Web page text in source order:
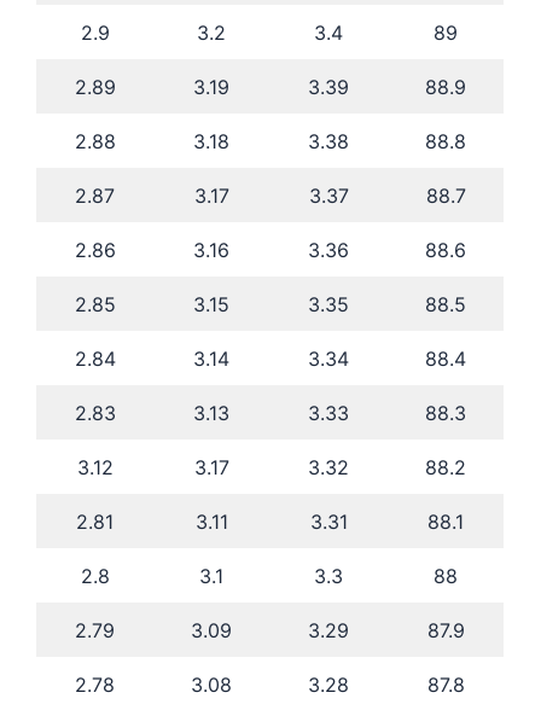
2.9 3.2 3.4 89
2.89 3.19 3.39 88.9
2.88 3.18 3.38 88.8
2.87 3.17 3.37 88.7
2.86 3.16 3.36 88.6
2.85 3.15 3.35 88.5
2.84 3.14 3.34 88.4
2.83 3.13 3.33 88.3
3.12 3.17 3.32 88.2
2.81 3.11 3.31 88.1
2.8 3.1 3.3 88
2.79 3.09 3.29 87.9
2.78 3.08 3.28 87.8